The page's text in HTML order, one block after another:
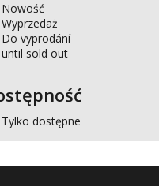
Nowość
Wyprzedaż
Do vyprodání
until sold out
Tylko dostępne